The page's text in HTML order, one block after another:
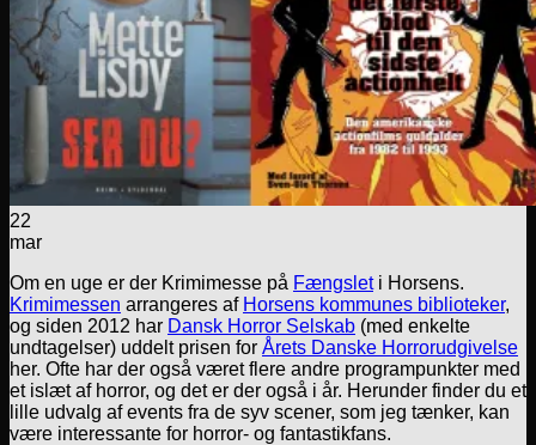
22
mar
Om en uge er der Krimimesse på Fængsleti Horsens.
Krimimessen arrangeres af Horsens kommunes biblioteker,
og siden 2012 har Dansk Horror Selskab (med enkelte
undtagelser) uddelt prisen for Årets Danske Horrorudgivelse
her. Ofte har der også været flere andre programpunkter med
et islæt af horror, og det er der også i år. Herunder finder du et
lille udvalg af events fra de syv scener, som jeg tænker, kan
være interessante for horror- og fantastikfans.